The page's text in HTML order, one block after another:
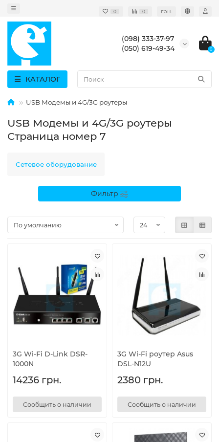
0 0 грн.
(098) 333-37-97
(050) 619-49-34
0
КАТАЛОГ
USB Модемы и 4G/3G роутеры
USB Модемы и 4G/3G роутеры
Страница номер 7
Сетевое оборудование
Фильтр
3G Wi-Fi D-Link DSR-
1000N
14236 грн.
Сообщить о наличии
3G Wi-Fi роутер Asus
DSL-N12U
2380 грн.
Сообщить о наличии